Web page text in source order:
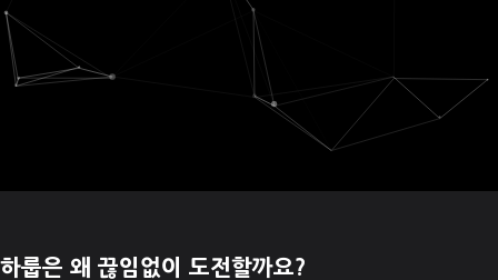
하룹은 왜 끊임없이 도전할까요?